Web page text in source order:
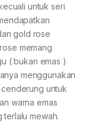
untuk seri
gold rose
memang
( bukan emas )
menggunakan
untuk
warna emas
mewah.